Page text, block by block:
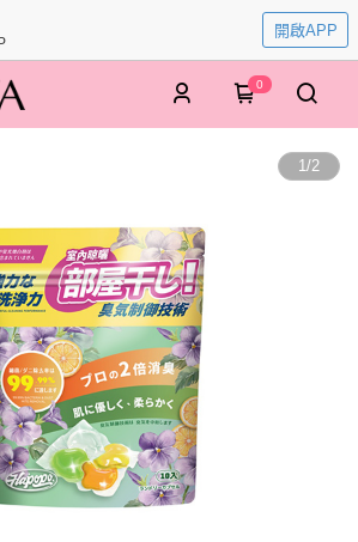
開啟APP
0
1/2